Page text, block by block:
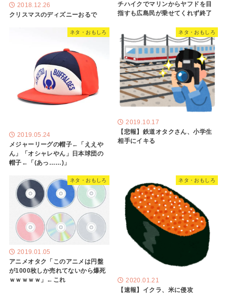
2018.12.26
クリスマスのディズニーおるで
チハイクでマリンからヤフドを目
指すも広島民が乗せてくれず終了
ネタ・おもしろ
2019.05.24
メジャーリーグの帽子←「ええや
ん」「オシャレやん」日本球団の
帽子←「(あっ……)」
ネタ・おもしろ
2019.10.17
【悲報】鉄道オタクさん、小学生
相手にイキる
ネタ・おもしろ
2019.01.05
アニメオタク「このアニメは円盤
が1000枚しか売れてないから爆死
ｗｗｗｗｗ」←これ
ネタ・おもしろ
2020.01.21
【速報】イクラ、米に侵攻